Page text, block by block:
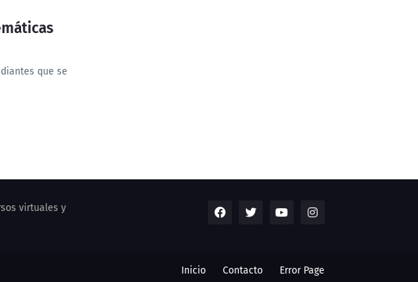
que se
virtuales y
Inicio Contacto Error Page